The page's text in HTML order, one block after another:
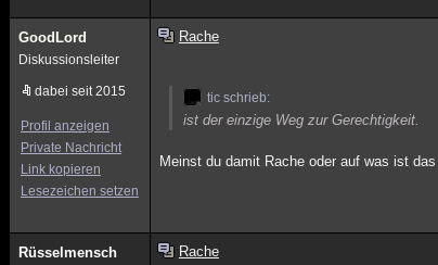
GoodLord
Diskussionsleiter
dabei seit 2015
Profil anzeigen
Private Nachricht
Link kopieren
Lesezeichen setzen
Rache
tic schrieb:
ist der einzige Weg zur Gerechtigkeit.
Meinst du damit Rache oder auf was ist
Rüsselmensch Rache